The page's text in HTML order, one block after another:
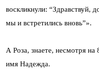
воскликнули: “Здравствуй,
мы и встретились вновь”».
А Роза, знаете, несмотря на
имя Надежда.